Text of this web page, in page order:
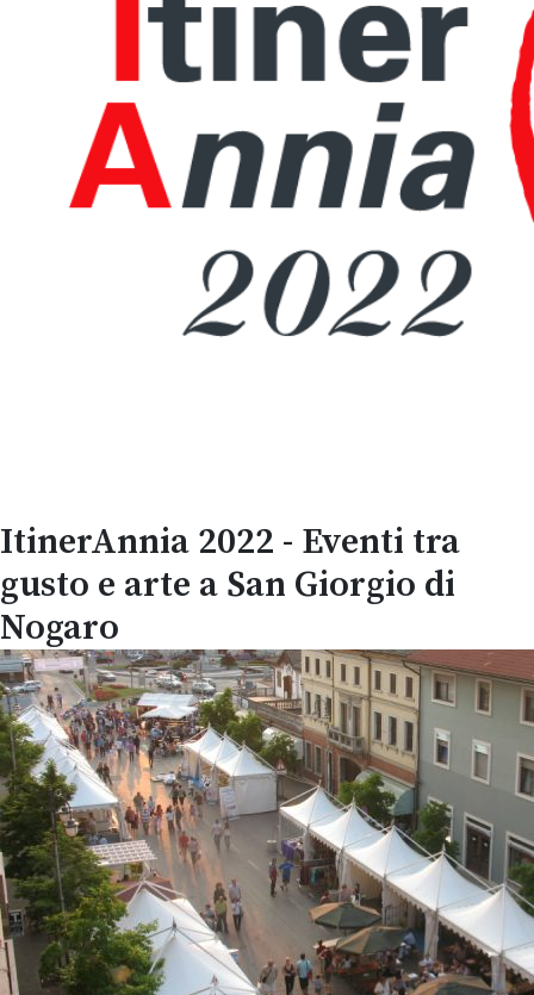
ItinerAnnia 2022 - Eventi tra
gusto e arte a San Giorgio di
Nogaro